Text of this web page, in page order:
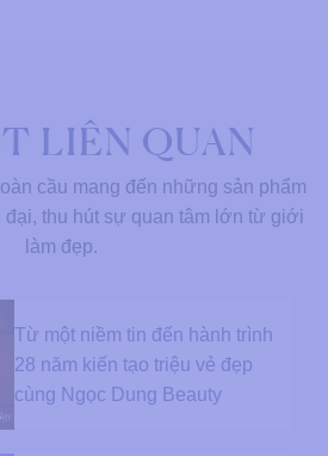
LIÊN QUAN
cầu mang đến những sản phẩm
thu hút sự quan tâm lớn từ giới
làm đẹp.
Từ một niềm tin đến hành trình
28 năm kiến tạo triệu vẻ đẹp
cùng Ngọc Dung Beauty